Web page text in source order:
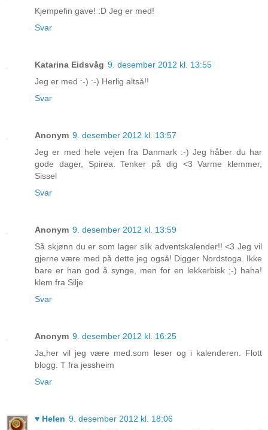
Kjempefin gave! :D Jeg er med!
Svar
Katarina Eidsvåg 9. desember 2012 kl. 13:55
Jeg er med :-) :-) Herlig altså!!
Svar
Anonym 9. desember 2012 kl. 13:57
Jeg er med hele vejen fra Danmark :-) Jeg håber du har
gode dager, Spirea. Tenker på dig <3 Varme klemmer,
Sissel
Svar
Anonym 9. desember 2012 kl. 13:59
Så skjønn du er som lager slik adventskalender!! <3 Jeg vil
gjerne være med på dette jeg også! Digger Nordstoga. Ikke
bare er han god å synge, men for en lekkerbisk ;-) haha!
klem fra Silje
Svar
Anonym 9. desember 2012 kl. 16:25
Ja,her vil jeg være med.som leser og i kalenderen. Flott
blogg. T fra jessheim
Svar
♥ Helen 9. desember 2012 kl. 18:06